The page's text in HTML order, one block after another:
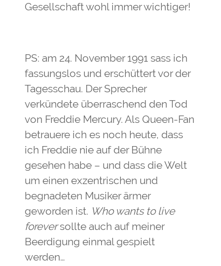
Gesellschaft wohl immer wichtiger!
PS: am 24. November 1991 sass ich
fassungslos und erschüttert vor der
Tagesschau. Der Sprecher
verkündete überraschend den Tod
von Freddie Mercury. Als Queen-Fan
betrauere ich es noch heute, dass
ich Freddie nie auf der Bühne
gesehen habe – und dass die Welt
um einen exzentrischen und
begnadeten Musiker ärmer
geworden ist. Who wants to live
foreversollte auch auf meiner
Beerdigung einmal gespielt
werden…